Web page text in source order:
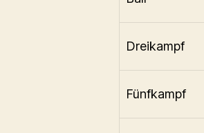
Dreikampf
Fünfkampf